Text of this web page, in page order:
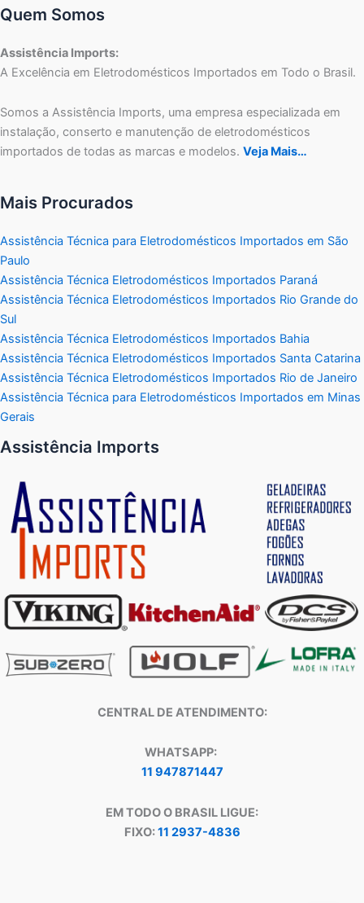
Quem Somos
Assistência Imports:
A Excelência em Eletrodomésticos Importados em Todo o Brasil.
Somos a Assistência Imports, uma empresa especializada em
instalação, conserto e manutenção de eletrodomésticos
importados de todas as marcas e modelos. Veja Mais…
Mais Procurados
Assistência Técnica para Eletrodomésticos Importados em São
Paulo
Assistência Técnica Eletrodomésticos Importados Paraná
Assistência Técnica Eletrodomésticos Importados Rio Grande do
Sul
Assistência Técnica Eletrodomésticos Importados Bahia
Assistência Técnica Eletrodomésticos Importados Santa Catarina
Assistência Técnica Eletrodomésticos Importados Rio de Janeiro
Assistência Técnica para Eletrodomésticos Importados em Minas
Gerais
Assistência Imports
CENTRAL DE ATENDIMENTO:
WHATSAPP:
11 947871447
EM TODO O BRASIL LIGUE:
FIXO:11 2937-4836